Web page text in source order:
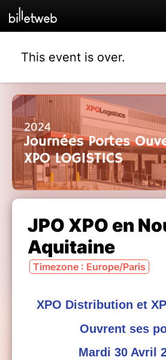
This event is over.
JPO XPO en
Aquitaine
Timezone : Europe/Paris
XPO Distribution et
Ouvrent ses
Mardi 30 Avril